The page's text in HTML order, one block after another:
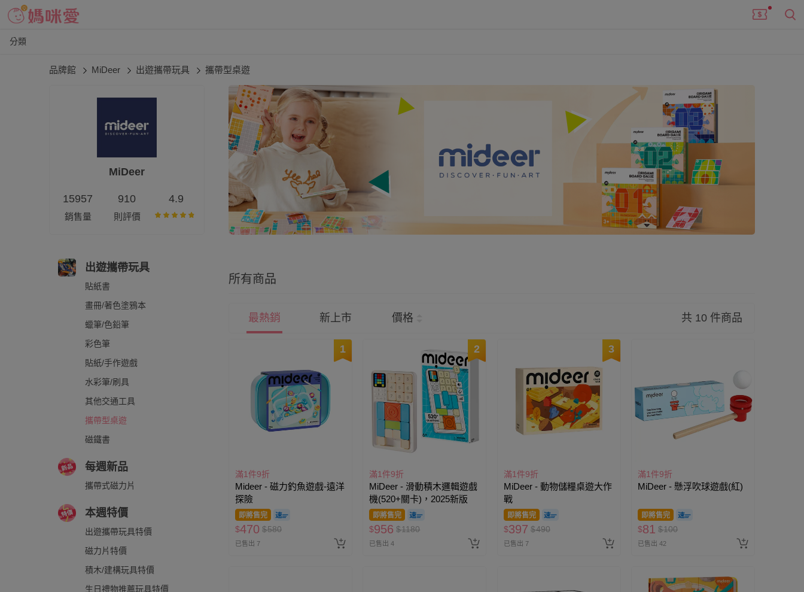
分類
品牌館 MiDeer 出遊攜帶玩具 攜帶型桌遊
MiDeer
15957
銷售量
910
則評價
4.9
出遊攜帶玩具
貼紙書
畫冊/著色塗鴉本
蠟筆/色鉛筆
彩色筆
貼紙/手作遊戲
水彩筆/刷具
其他交通工具
攜帶型桌遊
磁鐵書
每週新品
攜帶式磁力片
本週特價
出遊攜帶玩具特價
磁力片特價
積木/建構玩具特價
生日禮物推薦玩具特價
所有商品
最熱銷 新上市 價格 共 10 件商品
1
滿1件9折
Mideer - 磁力釣魚遊戲-遠洋
探險
即將售完
$470 $580
已售出 7
2
滿1件9折
MiDeer - 滑動積木邏輯遊戲
機(520+關卡)，2025新版
即將售完
$956 $1180
已售出 4
3
滿1件9折
MiDeer - 動物儲糧桌遊大作
戰
即將售完
$397 $490
已售出 7
滿1件9折
MiDeer - 懸浮吹球遊戲(紅)
即將售完
$81 $100
已售出 42